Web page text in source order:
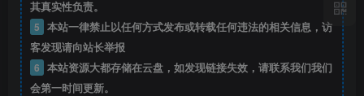
其真实性负责。
5 本站一律禁止以任何方式发布或转载任何违法的相关信息，访
客发现请向站长举报
6 本站资源大都存储在云盘，如发现链接失效，请联系我们我们
会第一时间更新。